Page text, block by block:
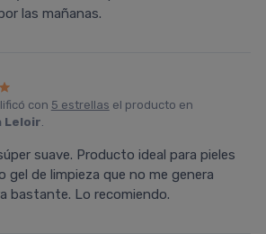
las mañanas.
con 5 estrellas el producto en
Leloir.
suave. Producto ideal para pieles
gel de limpieza que no me genera
bastante. Lo recomiendo.